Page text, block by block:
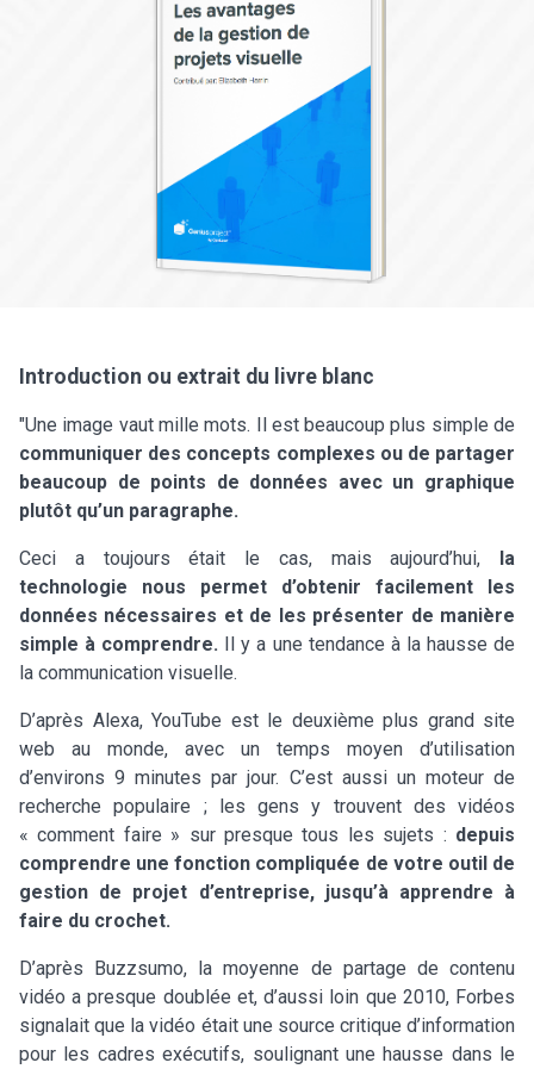
Introduction ou extrait du livre blanc
"Une image vaut mille mots. Il est beaucoup plus simple de
communiquer des concepts complexes ou de partager
beaucoup de points de données avec un graphique
plutôt qu’un paragraphe.
Ceci a toujours était le cas, mais aujourd’hui, la
technologie nous permet d’obtenir facilement les
données nécessaires et de les présenter de manière
simple à comprendre. Il y a une tendance à la hausse de
la communication visuelle.
D’après Alexa, YouTube est le deuxième plus grand site
web au monde, avec un temps moyen d’utilisation
d’environs 9 minutes par jour. C’est aussi un moteur de
recherche populaire ; les gens y trouvent des vidéos
« comment faire » sur presque tous les sujets : depuis
comprendre une fonction compliquée de votre outil de
gestion de projet d’entreprise, jusqu’à apprendre à
faire du crochet.
D’après Buzzsumo, la moyenne de partage de contenu
vidéo a presque doublée et, d’aussi loin que 2010, Forbes
signalait que la vidéo était une source critique d’information
pour les cadres exécutifs, soulignant une hausse dans le